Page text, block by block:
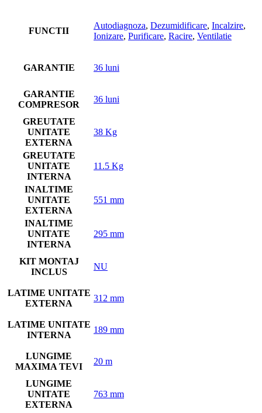
FUNCTII
Autodiagnoza, Dezumidificare, Incalzire,
Ionizare, Purificare, Racire, Ventilatie
GARANTIE 36 luni
GARANTIE
COMPRESOR
36 luni
GREUTATE
UNITATE
EXTERNA
38 Kg
GREUTATE
UNITATE
INTERNA
11.5 Kg
INALTIME
UNITATE
EXTERNA
551 mm
INALTIME
UNITATE
INTERNA
295 mm
KIT MONTAJ
INCLUS
NU
LATIME UNITATE
EXTERNA
312 mm
LATIME UNITATE
INTERNA
189 mm
LUNGIME
MAXIMA TEVI
20 m
LUNGIME
UNITATE
EXTERNA
763 mm